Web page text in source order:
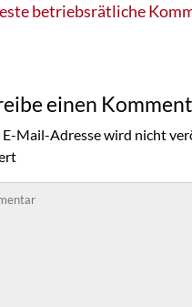
betriebsrätliche
einen
E-Mail-Adresse wird nicht